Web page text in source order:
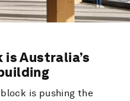
Australia’s
is pushing the